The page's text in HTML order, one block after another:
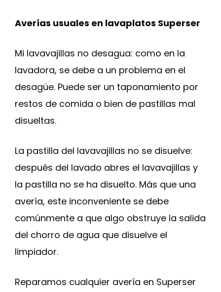
Averías usuales en lavaplatos Superser
Mi lavavajillas no desagua: como en la
lavadora, se debe a un problema en el
desagüe. Puede ser un taponamiento por
restos de comida o bien de pastillas mal
disueltas.
La pastilla del lavavajillas no se disuelve:
después del lavado abres el lavavajillas y
la pastilla no se ha disuelto. Más que una
avería, este inconveniente se debe
comúnmente a que algo obstruye la salida
del chorro de agua que disuelve el
limpiador.
Reparamos cualquier avería en Superser